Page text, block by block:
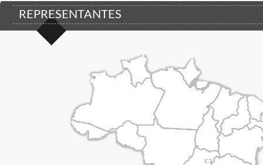
REPRESENTANTES